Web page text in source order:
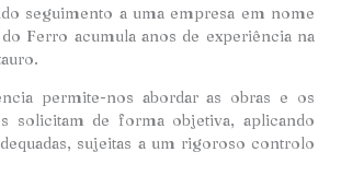
seguimento a uma empresa em nome
Ferro acumula anos de experiência na
permite-nos abordar as obras e os
solicitam de forma objetiva, aplicando
sujeitas a um rigoroso controlo